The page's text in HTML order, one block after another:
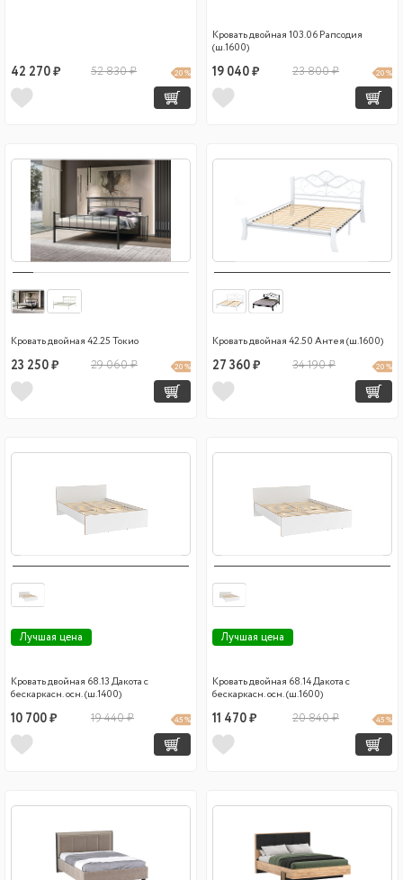
42 270 ₽ 52 830 ₽ 20 %
Кровать двойная 103.06 Рапсодия
(ш.1600)
19 040 ₽ 23 800 ₽ 20 %
Кровать двойная 42.25 Токио
23 250 ₽ 29 060 ₽ 20 %
Кровать двойная 42.50 Антея (ш.1600)
27 360 ₽ 34 190 ₽ 20 %
Лучшая цена
Кровать двойная 68.13 Дакота с
бескаркасн. осн. (ш.1400)
10 700 ₽ 19 440 ₽ 45 %
Лучшая цена
Кровать двойная 68.14 Дакота с
бескаркасн. осн. (ш.1600)
11 470 ₽ 20 840 ₽ 45 %